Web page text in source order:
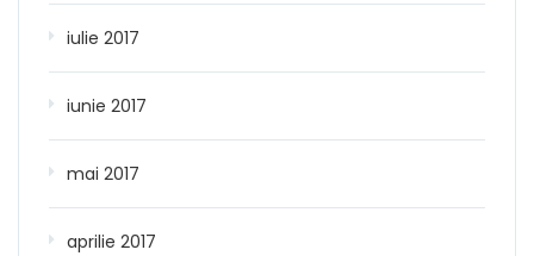
iulie 2017
iunie 2017
mai 2017
aprilie 2017